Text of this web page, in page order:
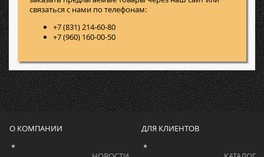
связаться с нами по телефонам:
+7 (831) 214-60-80
+7 (960) 160-00-50
О КОМПАНИИ ДЛЯ КЛИЕНТОВ